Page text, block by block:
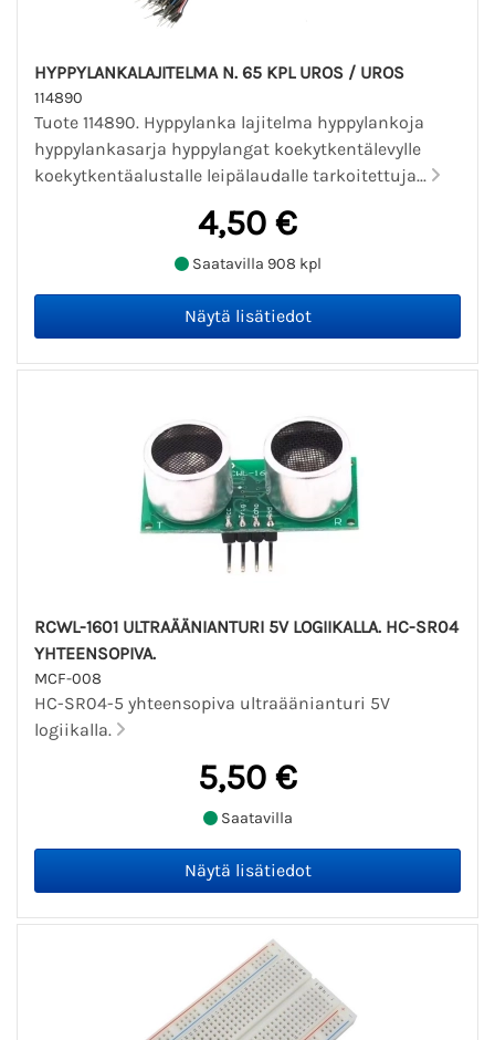
HYPPYLANKALAJITELMA N. 65 KPL UROS / UROS
114890
Tuote 114890. Hyppylanka lajitelma hyppylankoja
hyppylankasarja hyppylangat koekytkentälevylle
koekytkentäalustalle leipälaudalle tarkoitettuja...
4,50 €
Saatavilla 908 kpl
RCWL-1601 ULTRAÄÄNIANTURI 5V LOGIIKALLA. HC-SR04
YHTEENSOPIVA.
MCF-008
HC-SR04-5 yhteensopiva ultraäänianturi 5V
logiikalla.
5,50 €
Saatavilla